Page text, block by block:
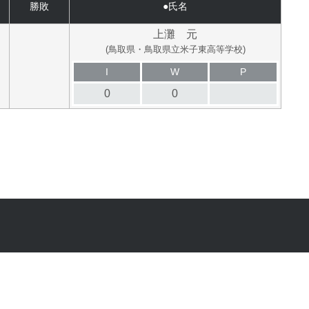
勝敗 ●氏名
上灘 元
(鳥取県・鳥取県立米子東高等学校)
I W P
0 0